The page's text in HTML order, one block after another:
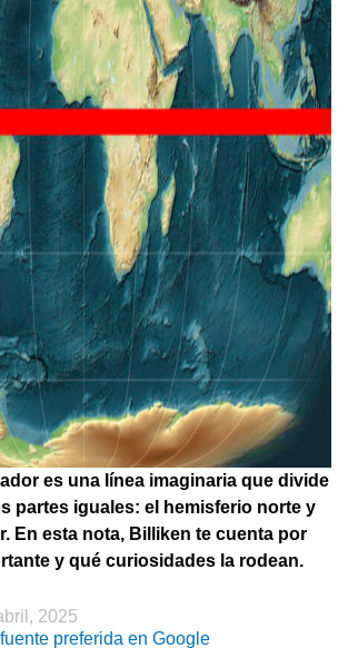
es una línea imaginaria que divide
partes iguales: el hemisferio norte y
En esta nota, Billiken te cuenta por
y qué curiosidades la rodean.
2025